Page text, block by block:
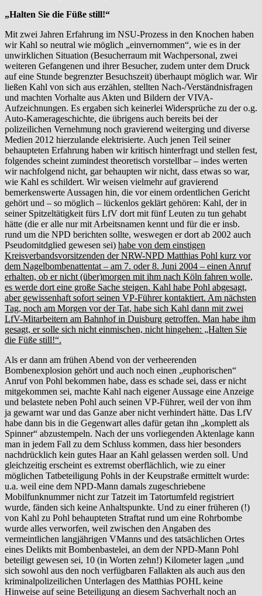
„Halten Sie die Füße still!“
Mit zwei Jahren Erfahrung im NSU-Prozess in den Knochen haben
wir Kahl so neutral wie möglich „einvernommen“, wie es in der
unwirklichen Situation (Besucherraum mit Wachpersonal, zwei
weiteren Gefangenen und ihrer Besucher, zudem unter dem Druck
auf eine Stunde begrenzter Besuchszeit) überhaupt möglich war. Wir
ließen Kahl von sich aus erzählen, stellten Nach-/Verständnisfragen
und machten Vorhalte aus Akten und Bildern der VIVA-
Aufzeichnungen. Es ergaben sich keinerlei Widersprüche zu der o.g.
Auto-Kamerageschichte, die übrigens auch bereits bei der
polizeilichen Vernehmung noch gravierend weiterging und diverse
Medien 2012 hierzulande elektrisierte. Auch jenen Teil seiner
behaupteten Erfahrung haben wir kritisch hinterfragt und stellen fest,
folgendes scheint zumindest theoretisch vorstellbar – indes werten
wir nachfolgend nicht, gar behaupten wir nicht, dass etwas so war,
wie Kahl es schildert. Wir weisen vielmehr auf gravierend
bemerkenswerte Aussagen hin, die vor einem ordentlichen Gericht
gehört und – so möglich – lückenlos geklärt gehören: Kahl, der in
seiner Spitzeltätigkeit fürs LfV dort mit fünf Leuten zu tun gehabt
hätte (die er alle nur mit Arbeitsnamen kennt und für die er insb.
rund um die NPD berichten sollte, weswegen er dort ab 2002 auch
Pseudomitdglied gewesen sei) habe von dem einstigen
Kreisverbandsvorsitzenden der NRW-NPD Matthias Pohl kurz vor
dem Nagelbombenattentat – am 7. oder 8. Juni 2004 – einen Anruf
erhalten, ob er nicht (über)morgen mit ihm nach Köln fahren wolle,
es werde dort eine große Sache steigen. Kahl habe Pohl abgesagt,
aber gewissenhaft sofort seinen VP-Führer kontaktiert. Am nächsten
Tag, noch am Morgen vor der Tat, habe sich Kahl dann mit zwei
LfV-Mitarbeitern am Bahnhof in Duisburg getroffen. Man habe ihm
gesagt, er solle sich nicht einmischen, nicht hingehen: „Halten Sie
die Füße still!“.
Als er dann am frühen Abend von der verheerenden
Bombenexplosion gehört und auch noch einen „euphorischen“
Anruf von Pohl bekommen habe, dass es schade sei, dass er nicht
mitgekommen sei, machte Kahl nach eigener Aussage eine Anzeige
und belastete neben Pohl auch seinen VP-Führer, weil der von ihm
ja gewarnt war und das Ganze aber nicht verhindert hätte. Das LfV
habe dann bis in die Gegenwart alles dafür getan ihn „komplett als
Spinner“ abzustempeln. Nach der uns vorliegenden Aktenlage kann
man in jedem Fall zu dem Schluss kommen, dass hier besonders
nachdrücklich kein gutes Haar an Kahl gelassen werden soll. Und
gleichzeitig erscheint es extremst oberflächlich, wie zu einer
möglichen Tatbeteiligung Pohls in der Keupstraße ermittelt wurde:
u.a. weil eine dem NPD-Mann damals zugeschriebene
Mobilfunknummer nicht zur Tatzeit im Tatortumfeld registriert
wurde, fänden sich keine Anhaltspunkte. Und zu einer früheren (!)
von Kahl zu Pohl behaupteten Straftat rund um eine Rohrbombe
wurde alles verworfen, weil zwischen den Angaben des
vermeintlichen langjährigen VManns und des tatsächlichen Ortes
eines Delikts mit Bombenbastelei, an dem der NPD-Mann Pohl
beteiligt gewesen sei, 10 (in Worten zehn!) Kilometer lagen „und
sich sowohl aus den noch verfügbaren Fallakten als auch aus den
kriminalpolizeilichen Unterlagen des Matthias POHL keine
Hinweise auf seine Beteiligung an diesem Sachverhalt noch an